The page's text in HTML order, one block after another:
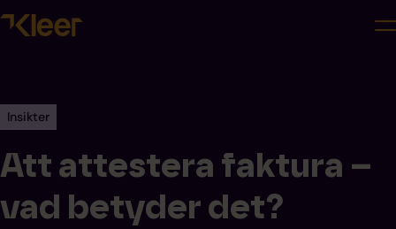
Insikter
Att attestera faktura –
vad betyder det?